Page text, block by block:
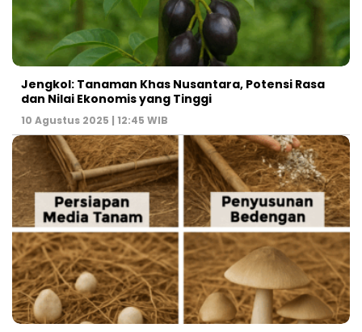
Jengkol: Tanaman Khas Nusantara, Potensi Rasa
dan Nilai Ekonomis yang Tinggi
10 Agustus 2025 | 12:45 WIB